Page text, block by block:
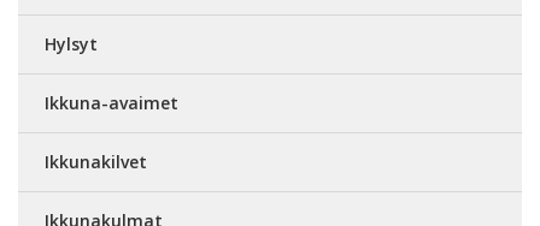
Hylsyt
Ikkuna-avaimet
Ikkunakilvet
Ikkunakulmat